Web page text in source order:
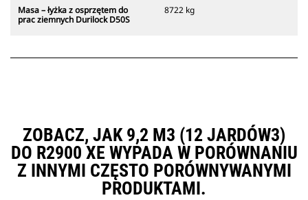
Masa – łyżka z osprzętem do
prac ziemnych Durilock D50S
8722 kg
ZOBACZ, JAK 9,2 M3 (12 JARDÓW3)
DO R2900 XE WYPADA W PORÓWNANIU
Z INNYMI CZĘSTO PORÓWNYWANYMI
PRODUKTAMI.